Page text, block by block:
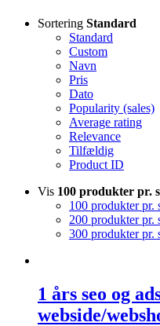
Sortering Standard
Standard
Custom
Navn
Pris
Dato
Popularity (sales)
Average rating
Relevance
Tilfældig
Product ID
Vis 100 produkter pr.
100 produkter pr.
200 produkter pr.
300 produkter pr.
1 års seo og
webside/